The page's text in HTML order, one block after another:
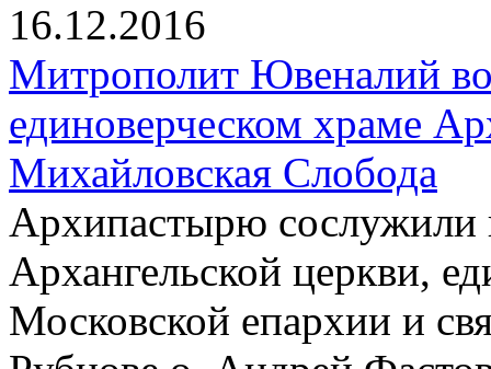
16.12.2016
Митрополит Ювеналий
единоверческом храме
Михайловская Слобода
Архипастырю
Архангельской церкви,
Московской епархии и